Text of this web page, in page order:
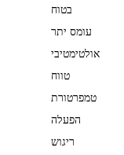
בטוח
עומס יתר
אולטימטיבי
טווח
טמפרטורת
הפעלה
ריגוש